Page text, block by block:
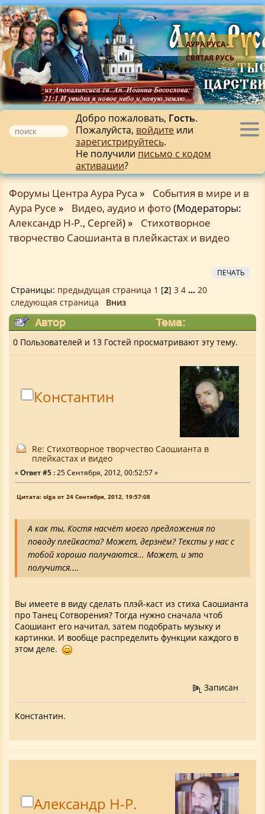
АУРА РУСА -
СВЯТАЯ РУСЬ
Добро пожаловать, Гость.
Пожалуйста, войдите или
зарегистрируйтесь.
Не получили письмо с кодом
активации?
Форумы Центра Аура Руса »
События в мире и в
Аура Русе » Видео, аудио и фото(Модераторы:
Александр Н-Р., Сергей) »
Стихотворное
творчество Саошианта в плейкастах и видео
ПЕЧАТЬ
Страницы: предыдущая страница 1 [2] 3 4 ... 20
следующая страница
Вниз
Автор
Тема:
Стихотворное творчество Саошианта в
плейкастах и видео (Прочитано 187068
0 Пользователей и 13 Гостей просматривают эту тему.
Константин
Re: Стихотворное творчество Саошианта в
плейкастах и видео
«Ответ #5 : 25 Сентября, 2012, 00:52:57 »
Цитата: olga от 24 Сентября, 2012, 19:57:08
А как ты, Костя насчёт моего предложения по
поводу плейкаста? Может, дерзнём? Тексты у нас с
тобой хорошо получаются... Может, и это
получится....
Вы имеете в виду сделать плэй-каст из стиха Саошианта
про Танец Сотворения? Тогда нужно сначала чтоб
Саошиант его начитал, затем подобрать музыку и
картинки. И вообще распределить функции каждого в
этом деле.
Записан
Константин.
Александр Н-Р.